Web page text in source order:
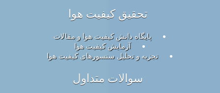
تحقیق کیفیت هوا
پایگاه دانش کیفیت هوا و مقالات
آزمایش کیفیت هوا
تجزیه و تحلیل سنسورهای کیفیت هوا
سوالات متداول